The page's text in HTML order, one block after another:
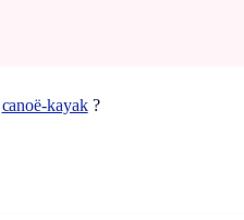
canoë-kayak?